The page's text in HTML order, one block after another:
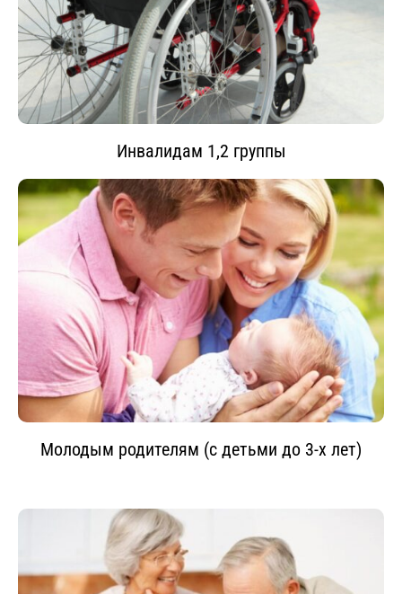
Инвалидам 1,2 группы
Молодым родителям (с детьми до 3-х лет)